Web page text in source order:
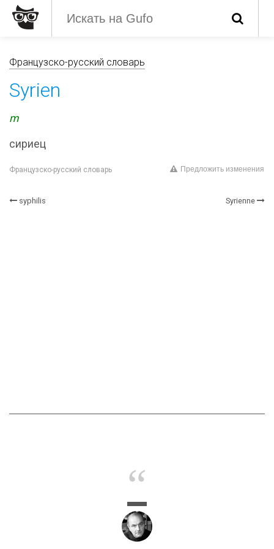
Французско-русский словарь
Syrien
m
сириец
Французско-русский словарь Предложить изменения
syphilis Syrienne